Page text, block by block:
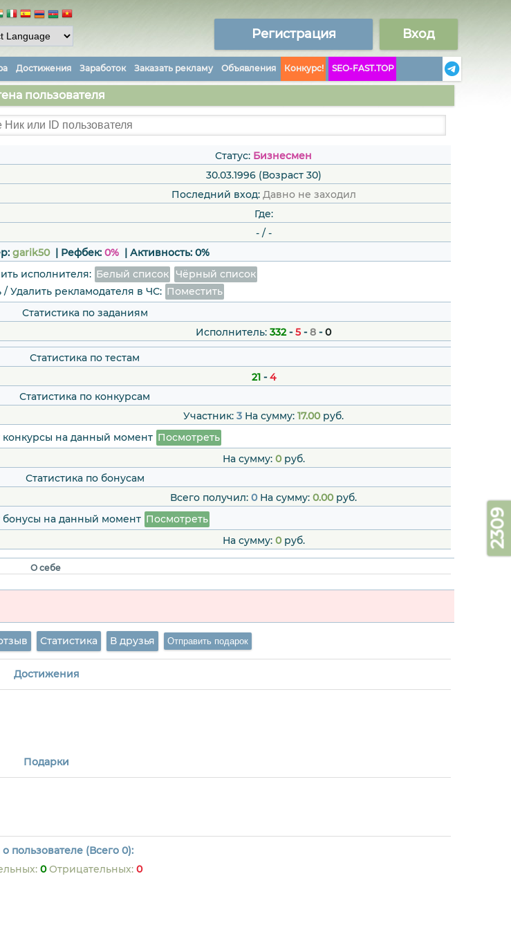
Регистрация Вход
Достижения Заработок Заказать рекламу Объявления Конкурс! SEO-FAST.TOP
пользователя
Статус: Бизнесмен
30.03.1996 (Возраст 30)
Последний вход: Давно не заходил
Где:
-/ -
garik50| Рефбек: 0%| Активность: 0%
исполнителя: Белый список
Чёрный список
/ Удалить рекламодателя в ЧС: Поместить
Статистика по заданиям
Исполнитель: 332-5 -8 -0
Статистика по тестам
21-4
Статистика по конкурсам
Участник: 3 На сумму: 17.00руб.
на данный момент Посмотреть
На сумму: 0руб.
Статистика по бонусам
Всего получил: 0На сумму: 0.00руб.
бонусы на данный момент Посмотреть
На сумму: 0руб.
О себе
Статистика В друзья
Достижения
Подарки
пользователе (Всего 0):
0 Отрицательных: 0
2309